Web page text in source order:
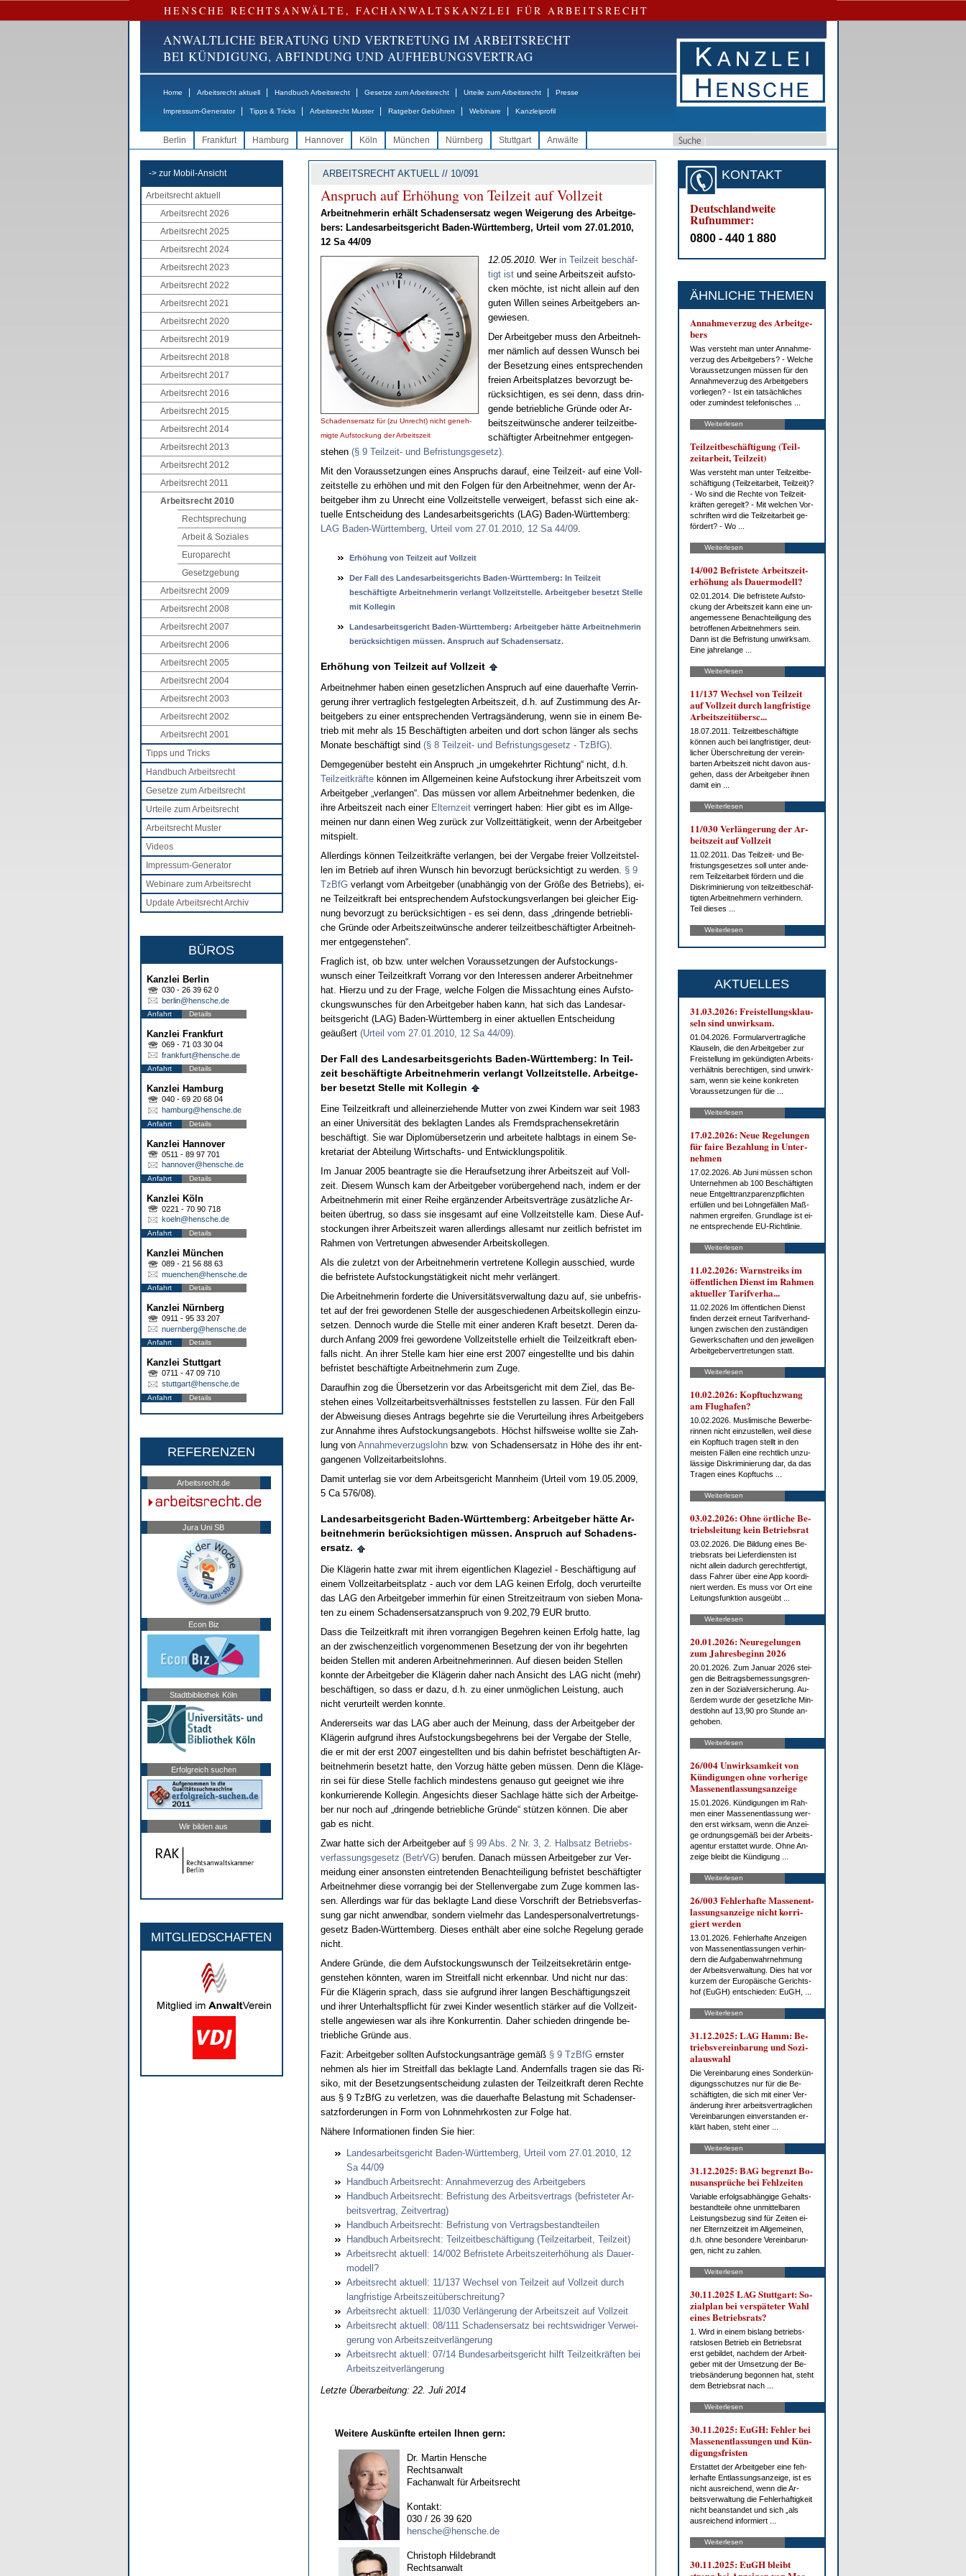
HENSCHE RECHTSANWÄLTE, FACHANWALTSKANZLEI FÜR ARBEITSRECHT
ANWALTLICHE BERATUNG UND VERTRETUNG IM ARBEITSRECHT
BEI KÜNDIGUNG, ABFINDUNG UND AUFHEBUNGSVERTRAG
Home Arbeitsrecht aktuell Handbuch Arbeitsrecht Gesetze zum Arbeitsrecht Urteile zum Arbeitsrecht Presse
Impressum-Generator Tipps & Tricks Arbeitsrecht Muster Ratgeber Gebühren Webinare Kanzleiprofil
Berlin Frankfurt Hamburg Hannover Köln München Nürnberg Stuttgart Anwälte
-> zur Mobil-Ansicht
Arbeitsrecht aktuell
Arbeitsrecht 2026
Arbeitsrecht 2025
Arbeitsrecht 2024
Arbeitsrecht 2023
Arbeitsrecht 2022
Arbeitsrecht 2021
Arbeitsrecht 2020
Arbeitsrecht 2019
Arbeitsrecht 2018
Arbeitsrecht 2017
Arbeitsrecht 2016
Arbeitsrecht 2015
Arbeitsrecht 2014
Arbeitsrecht 2013
Arbeitsrecht 2012
Arbeitsrecht 2011
Arbeitsrecht 2010
Rechtsprechung
Arbeit & Soziales
Europarecht
Gesetzgebung
Arbeitsrecht 2009
Arbeitsrecht 2008
Arbeitsrecht 2007
Arbeitsrecht 2006
Arbeitsrecht 2005
Arbeitsrecht 2004
Arbeitsrecht 2003
Arbeitsrecht 2002
Arbeitsrecht 2001
Tipps und Tricks
Handbuch Arbeitsrecht
Gesetze zum Arbeitsrecht
Urteile zum Arbeitsrecht
Arbeitsrecht Muster
Videos
Impressum-Generator
Webinare zum Arbeitsrecht
Update Arbeitsrecht Archiv
BÜROS
Kanzlei Berlin
030 - 26 39 62 0
berlin@hensche.de
Anfahrt Details
Kanzlei Frankfurt
069 - 71 03 30 04
frankfurt@hensche.de
Anfahrt Details
Kanzlei Hamburg
040 - 69 20 68 04
hamburg@hensche.de
Anfahrt Details
Kanzlei Hannover
0511 - 89 97 701
hannover@hensche.de
Anfahrt Details
Kanzlei Köln
0221 - 70 90 718
koeln@hensche.de
Anfahrt Details
Kanzlei München
089 - 21 56 88 63
muenchen@hensche.de
Anfahrt Details
Kanzlei Nürnberg
0911 - 95 33 207
nuernberg@hensche.de
Anfahrt Details
Kanzlei Stuttgart
0711 - 47 09 710
stuttgart@hensche.de
Anfahrt Details
REFERENZEN
Arbeitsrecht.de
Jura Uni SB
Econ Biz
Stadtbibliothek Köln
Erfolgreich suchen
Wir bilden aus
MITGLIEDSCHAFTEN
ARBEITSRECHT AKTUELL // 10/091
An­spruch auf Er­hö­hung von Teil­zeit auf Voll­zeit
Ar­beit­neh­me­rin er­hält Scha­dens­er­satz we­gen Wei­ge­rung des Ar­beit­ge­
bers: Lan­des­ar­beits­ge­richt Ba­den-Würt­tem­berg, Ur­teil vom 27.01.2010,
12 Sa 44/09
Scha­dens­er­satz für (zu Un­recht) nicht ge­neh­
mig­te Auf­sto­ckung der Ar­beits­zeit
12.05.2010. Wer in Teil­zeit be­schäf­
tigt istund sei­ne Ar­beits­zeit auf­sto­
cken möch­te, ist nicht al­lein auf den
gu­ten Wil­len sei­nes Ar­beit­ge­bers an­
ge­wie­sen.
Der Ar­beit­ge­ber muss den Ar­beit­neh­
mer näm­lich auf des­sen Wunsch bei
der Be­set­zung ei­nes ent­spre­chen­den
frei­en Ar­beits­plat­zes be­vor­zugt be­
rück­sich­ti­gen, es sei denn, dass drin­
gen­de be­trieb­li­che Grün­de oder Ar­
beits­zeit­wün­sche an­de­rer teil­zeit­be­
schäf­tig­ter Ar­beit­neh­mer ent­ge­gen­
ste­hen (§ 9 Teil­zeit- und Be­fris­tungs­ge­setz).
Mit den Vor­aus­set­zun­gen ei­nes An­spruchs dar­auf, ei­ne Teil­zeit- auf ei­ne Voll­
zeit­stel­le zu er­hö­hen und mit den Fol­gen für den Ar­beit­neh­mer, wenn der Ar­
beit­ge­ber ihm zu Un­recht ei­ne Voll­zeit­stel­le ver­wei­gert, be­fasst sich ei­ne ak­
tu­el­le Ent­schei­dung des Lan­des­ar­beits­ge­richts (LAG) Ba­den-Würt­tem­berg:
LAG Ba­den-Würt­tem­berg, Ur­teil vom 27.01.2010, 12 Sa 44/09.
Erhöhung von Teil­zeit auf Voll­zeit
Der Fall des Lan­des­ar­beits­ge­richts Ba­den-Würt­tem­berg: In Teil­zeit
beschäftig­te Ar­beit­neh­me­rin ver­langt Voll­zeit­stel­le. Ar­beit­ge­ber be­setzt Stel­le
mit Kol­le­gin
Lan­des­ar­beits­ge­richt Ba­den-Würt­tem­berg: Ar­beit­ge­ber hätte Ar­beit­neh­me­rin
berück­sich­ti­gen müssen. An­spruch auf Scha­dens­er­satz.
Erhöhung von Teil­zeit auf Voll­zeit
Ar­beit­neh­mer ha­ben ei­nen ge­setz­li­chen An­spruch auf ei­ne dau­er­haf­te Ver­rin­
ge­rung ih­rer ver­trag­lich fest­ge­leg­ten Ar­beits­zeit, d.h. auf Zu­stim­mung des Ar­
beit­ge­bers zu ei­ner ent­spre­chen­den Ver­tragsände­rung, wenn sie in ei­nem Be­
trieb mit mehr als 15 Beschäftig­ten ar­bei­ten und dort schon länger als sechs
Mo­na­te beschäftigt sind (§ 8 Teil­zeit- und Be­fris­tungs­ge­setz - Tz­B­fG).
Dem­ge­genüber be­steht ein An­spruch „in um­ge­kehr­ter Rich­tung“ nicht, d.h.
Teil­zeit­kräfte können im All­ge­mei­nen kei­ne Auf­sto­ckung ih­rer Ar­beits­zeit vom
Ar­beit­ge­ber „ver­lan­gen“. Das müssen vor al­lem Ar­beit­neh­mer be­den­ken, die
ih­re Ar­beits­zeit nach ei­ner El­tern­zeitver­rin­gert ha­ben: Hier gibt es im All­ge­
mei­nen nur dann ei­nen Weg zurück zur Voll­zeittätig­keit, wenn der Ar­beit­ge­ber
mit­spielt.
Al­ler­dings können Teil­zeit­kräfte ver­lan­gen, bei der Ver­ga­be frei­er Voll­zeit­stel­
len im Be­trieb auf ih­ren Wunsch hin be­vor­zugt berück­sich­tigt zu wer­den. § 9
Tz­B­fGver­langt vom Ar­beit­ge­ber (un­abhängig von der Größe des Be­triebs), ei­
ne Teil­zeit­kraft bei ent­spre­chen­dem Auf­sto­ckungs­ver­lan­gen bei glei­cher Eig­
nung be­vor­zugt zu berück­sich­ti­gen - es sei denn, dass „drin­gen­de be­trieb­li­
che Gründe oder Ar­beits­zeitwünsche an­de­rer teil­zeit­beschäftig­ter Ar­beit­neh­
mer ent­ge­gen­ste­hen“.
Frag­lich ist, ob bzw. un­ter wel­chen Vor­aus­set­zun­gen der Auf­sto­ckungs­
wunsch ei­ner Teil­zeit­kraft Vor­rang vor den In­ter­es­sen an­de­rer Ar­beit­neh­mer
hat. Hier­zu und zu der Fra­ge, wel­che Fol­gen die Miss­ach­tung ei­nes Auf­sto­
ckungs­wun­sches für den Ar­beit­ge­ber ha­ben kann, hat sich das Lan­des­ar­
beits­ge­richt (LAG) Ba­den-Würt­tem­berg in ei­ner ak­tu­el­len Ent­schei­dung
geäußert (Ur­teil vom 27.01.2010, 12 Sa 44/09).
Der Fall des Lan­des­ar­beits­ge­richts Ba­den-Würt­tem­berg: In Teil­
zeit beschäftig­te Ar­beit­neh­me­rin ver­langt Voll­zeit­stel­le. Ar­beit­ge­
ber be­setzt Stel­le mit Kol­le­gin
Ei­ne Teil­zeit­kraft und al­lein­er­zie­hen­de Mut­ter von zwei Kin­dern war seit 1983
an ei­ner Uni­ver­sität des be­klag­ten Lan­des als Fremd­spra­chen­se­kretärin
beschäftigt. Sie war Di­plomüber­set­ze­rin und ar­bei­te­te halb­tags in ei­nem Se­
kre­ta­ri­at der Ab­tei­lung Wirt­schafts- und Ent­wick­lungs­po­li­tik.
Im Ja­nu­ar 2005 be­an­trag­te sie die Her­auf­set­zung ih­rer Ar­beits­zeit auf Voll­
zeit. Die­sem Wunsch kam der Ar­beit­ge­ber vorüber­ge­hend nach, in­dem er der
Ar­beit­neh­me­rin mit ei­ner Rei­he ergänzen­der Ar­beits­verträge zusätz­li­che Ar­
bei­ten über­trug, so dass sie ins­ge­samt auf ei­ne Voll­zeit­stel­le kam. Die­se Auf­
sto­ckun­gen ih­rer Ar­beits­zeit wa­ren al­ler­dings al­le­samt nur zeit­lich be­fris­tet im
Rah­men von Ver­tre­tun­gen ab­we­sen­der Ar­beits­kol­le­gen.
Als die zu­letzt von der Ar­beit­neh­me­rin ver­tre­te­ne Kol­le­gin aus­schied, wur­de
die be­fris­te­te Auf­sto­ckungstätig­keit nicht mehr verlängert.
Die Ar­beit­neh­me­rin for­der­te die Uni­ver­sitäts­ver­wal­tung da­zu auf, sie un­be­fris­
tet auf der frei ge­wor­de­nen Stel­le der aus­ge­schie­de­nen Ar­beits­kol­le­gin ein­zu­
set­zen. Den­noch wur­de die Stel­le mit ei­ner an­de­ren Kraft be­setzt. De­ren da­
durch An­fang 2009 frei ge­wor­de­ne Voll­zeit­stel­le er­hielt die Teil­zeit­kraft eben­
falls nicht. An ih­rer Stel­le kam hier ei­ne erst 2007 ein­ge­stell­te und bis da­hin
be­fris­tet beschäftig­te Ar­beit­neh­me­rin zum Zu­ge.
Dar­auf­hin zog die Über­set­ze­rin vor das Ar­beits­ge­richt mit dem Ziel, das Be­
ste­hen ei­nes Voll­zeit­ar­beits­verhält­nis­ses fest­stel­len zu las­sen. Für den Fall
der Ab­wei­sung die­ses An­trags be­gehr­te sie die Ver­ur­tei­lung ih­res Ar­beit­ge­bers
zur An­nah­me ih­res Auf­sto­ckungs­an­ge­bots. Höchst hilfs­wei­se woll­te sie Zah­
lung von An­nah­me­ver­zugs­lohnbzw. von Scha­dens­er­satz in Höhe des ihr ent­
gan­ge­nen Voll­zeit­ar­beits­lohns.
Da­mit un­ter­lag sie vor dem Ar­beits­ge­richt Mann­heim (Ur­teil vom 19.05.2009,
5 Ca 576/08).
Lan­des­ar­beits­ge­richt Ba­den-Würt­tem­berg: Ar­beit­ge­ber hätte Ar­
beit­neh­me­rin berück­sich­ti­gen müssen. An­spruch auf Scha­dens­
er­satz.
Die Kläge­rin hat­te zwar mit ih­rem ei­gent­li­chen Kla­ge­ziel - Beschäfti­gung auf
ei­nem Voll­zeit­ar­beits­platz - auch vor dem LAG kei­nen Er­folg, doch ver­ur­teil­te
das LAG den Ar­beit­ge­ber im­mer­hin für ei­nen Streit­zeit­raum von sie­ben Mo­na­
ten zu ei­nem Scha­dens­er­satz­an­spruch von 9.202,79 EUR brut­to.
Dass die Teil­zeit­kraft mit ih­ren vor­ran­gi­gen Be­geh­ren kei­nen Er­folg hat­te, lag
an der zwi­schen­zeit­lich vor­ge­nom­me­nen Be­set­zung der von ihr be­gehr­ten
bei­den Stel­len mit an­de­ren Ar­beit­neh­me­rin­nen. Auf die­sen bei­den Stel­len
konn­te der Ar­beit­ge­ber die Kläge­rin da­her nach An­sicht des LAG nicht (mehr)
beschäfti­gen, so dass er da­zu, d.h. zu ei­ner unmögli­chen Leis­tung, auch
nicht ver­ur­teilt wer­den konn­te.
An­de­rer­seits war das LAG aber auch der Mei­nung, dass der Ar­beit­ge­ber der
Kläge­rin auf­grund ih­res Auf­sto­ckungs­be­geh­rens bei der Ver­ga­be der Stel­le,
die er mit der erst 2007 ein­ge­stell­ten und bis da­hin be­fris­tet beschäftig­ten Ar­
beit­neh­me­rin be­setzt hat­te, den Vor­zug hätte ge­ben müssen. Denn die Kläge­
rin sei für die­se Stel­le fach­lich min­des­tens ge­nau­so gut ge­eig­net wie ih­re
kon­kur­rie­ren­de Kol­le­gin. An­ge­sichts die­ser Sach­la­ge hätte sich der Ar­beit­ge­
ber nur noch auf „drin­gen­de be­trieb­li­che Gründe“ stützen können. Die aber
gab es nicht.
Zwar hat­te sich der Ar­beit­ge­ber auf § 99 Abs. 2 Nr. 3, 2. Halb­satz Be­triebs­
ver­fas­sungs­ge­setz (Be­trVG) be­ru­fen. Da­nach müssen Ar­beit­ge­ber zur Ver­
mei­dung ei­ner an­sons­ten ein­tre­ten­den Be­nach­tei­li­gung be­fris­tet beschäftig­ter
Ar­beit­neh­mer die­se vor­ran­gig bei der Stel­len­ver­ga­be zum Zu­ge kom­men las­
sen. Al­ler­dings war für das be­klag­te Land die­se Vor­schrift der Be­triebs­ver­fas­
sung gar nicht an­wend­bar, son­dern viel­mehr das Lan­des­per­so­nal­ver­tre­tungs­
ge­setz Ba­den-Würt­tem­berg. Die­ses enthält aber ei­ne sol­che Re­ge­lung ge­ra­de
nicht.
An­de­re Gründe, die dem Auf­sto­ckungs­wunsch der Teil­zeit­sekretärin ent­ge­
gen­ste­hen könn­ten, wa­ren im Streit­fall nicht er­kenn­bar. Und nicht nur das:
Für die Kläge­rin sprach, dass sie auf­grund ih­rer lan­gen Beschäfti­gungs­zeit
und ih­rer Un­ter­halts­pflicht für zwei Kin­der we­sent­lich stärker auf die Voll­zeit­
stel­le an­ge­wie­sen war als ih­re Kon­kur­ren­tin. Da­her schie­den drin­gen­de be­
trieb­li­che Gründe aus.
Fa­zit: Ar­beit­ge­ber soll­ten Auf­sto­ckungs­anträge gemäß § 9 Tz­B­fG erns­ter
neh­men als hier im Streit­fall das be­klag­te Land. An­dern­falls tra­gen sie das Ri­
si­ko, mit der Be­set­zungs­ent­schei­dung zu­las­ten der Teil­zeit­kraft de­ren Rech­te
aus § 9 Tz­B­fG zu ver­let­zen, was die dau­er­haf­te Be­las­tung mit Scha­dens­er­
satz­for­de­run­gen in Form von Lohn­mehr­kos­ten zur Fol­ge hat.
Nähe­re In­for­ma­tio­nen fin­den Sie hier:
Lan­des­ar­beits­ge­richt Ba­den-Würt­tem­berg, Ur­teil vom 27.01.2010, 12
Sa 44/09
Hand­buch Ar­beits­recht: An­nah­me­ver­zug des Ar­beit­ge­bers
Hand­buch Ar­beits­recht: Be­fris­tung des Ar­beits­ver­trags (be­fris­te­ter Ar­
beits­ver­trag, Zeit­ver­trag)
Hand­buch Ar­beits­recht: Be­fris­tung von Ver­trags­be­stand­tei­len
Hand­buch Ar­beits­recht: Teil­zeit­beschäfti­gung (Teil­zeit­ar­beit, Teil­zeit)
Ar­beits­recht ak­tu­ell: 14/002 Be­fris­te­te Ar­beits­zeit­erhöhung als Dau­er­
mo­dell?
Ar­beits­recht ak­tu­ell: 11/137 Wech­sel von Teil­zeit auf Voll­zeit durch
lang­fris­ti­ge Ar­beits­zeitüber­schrei­tung?
Ar­beits­recht ak­tu­ell: 11/030 Verlänge­rung der Ar­beits­zeit auf Voll­zeit
Ar­beits­recht ak­tu­ell: 08/111 Scha­dens­er­satz bei rechts­wid­ri­ger Ver­wei­
ge­rung von Ar­beits­zeit­verlänge­rung
Ar­beits­recht ak­tu­ell: 07/14 Bun­des­ar­beits­ge­richt hilft Teil­zeit­kräften bei
Ar­beits­zeit­verlänge­rung
Letzte Überarbeitung: 22. Juli 2014
Weitere Auskünfte erteilen Ihnen gern:
Dr. Martin Hensche
Rechtsanwalt
Fachanwalt für Arbeitsrecht
Kontakt:
030 / 26 39 620
hensche@hensche.de
Christoph Hildebrandt
Rechtsanwalt
KONTAKT
Deutschlandweite
Rufnummer:
0800 - 440 1 880
ÄHNLICHE THEMEN
An­nah­me­ver­zug des Ar­beit­ge­
bers
Was ver­steht man un­ter An­nah­me­
ver­zug des Ar­beit­ge­bers? - Wel­che
Vor­aus­set­zun­gen müs­sen für den
An­nah­me­ver­zug des Ar­beit­ge­bers
vor­lie­gen? - Ist ein tat­säch­li­ches
oder zu­min­dest te­le­fo­ni­sches ...
Weiterlesen
Teil­zeit­be­schäf­ti­gung (Teil­
zeit­ar­beit, Teil­zeit)
Was ver­steht man un­ter Teil­zeit­be­
schäf­ti­gung (Teil­zeit­ar­beit, Teil­zeit)?
- Wo sind die Rech­te von Teil­zeit­
kräf­ten ge­re­gelt? - Mit wel­chen Vor­
schrif­ten wird die Teil­zeit­ar­beit ge­
för­dert? - Wo ...
Weiterlesen
14/002 Be­fris­te­te Ar­beits­zeit­
er­hö­hung als Dau­er­mo­dell?
02.01.2014. Die be­fris­te­te Auf­sto­
ckung der Ar­beits­zeit kann ei­ne un­
an­ge­mes­se­ne Be­nach­tei­li­gung des
be­trof­fe­nen Ar­beit­neh­mers sein.
Dann ist die Be­fris­tung un­wirk­sam.
Ei­ne jah­re­lan­ge ...
Weiterlesen
11/137 Wech­sel von Teil­zeit
auf Voll­zeit durch lang­fris­ti­ge
Ar­beits­zeit­über­sc...
18.07.2011. Teil­zeit­be­schäf­tig­te
kön­nen auch bei lang­fris­ti­ger, deut­
li­cher Über­schrei­tung der ver­ein­
bar­ten Ar­beits­zeit nicht da­von aus­
ge­hen, dass der Ar­beit­ge­ber ih­nen
da­mit ein ...
Weiterlesen
11/030 Ver­län­ge­rung der Ar­
beits­zeit auf Voll­zeit
11.02.2011. Das Teil­zeit- und Be­
fris­tungs­ge­set­zes soll un­ter an­de­
rem Teil­zeit­ar­beit för­dern und die
Dis­kri­mi­nie­rung von teil­zeit­be­schäf­
tig­ten Ar­beit­neh­mern ver­hin­dern.
Teil die­ses ...
Weiterlesen
AKTUELLES
31.03.2026: Frei­stel­lungs­klau­
seln sind un­wirk­sam.
01.04.2026. For­mu­lar­ver­trag­li­che
Klau­seln, die den Ar­beit­ge­ber zur
Frei­stel­lung im ge­kün­dig­ten Ar­beits­
ver­hält­nis be­rech­ti­gen, sind un­wirk­
sam, wenn sie kei­ne kon­kre­ten
Vor­aus­set­zun­gen für die ...
Weiterlesen
17.02.2026: Neue Re­ge­lun­gen
für fai­re Be­zah­lung in Un­ter­
neh­men
17.02.2026. Ab Ju­ni müs­sen schon
Un­ter­neh­men ab 100 Be­schäf­tig­ten
neue Ent­gelt­tranz­pa­renz­pflich­ten
er­fül­len und bei Lohn­ge­fäl­len Maß­
nah­men er­grei­fen. Grund­la­ge ist ei­
ne ent­spre­chen­de EU-Richt­li­nie.
Weiterlesen
11.02.2026: Warn­streiks im
öf­fent­li­chen Dienst im Rah­men
ak­tu­el­ler Ta­rif­ver­ha...
11.02.2026 Im öf­fent­li­chen Dienst
fin­den der­zeit er­neut Ta­rif­ver­hand­
lun­gen zwi­schen den zu­stän­di­gen
Ge­werk­schaf­ten und den je­wei­li­gen
Ar­beit­ge­ber­ver­tre­tun­gen statt.
Weiterlesen
10.02.2026: Kopf­tuch­zwang
am Flug­ha­fen?
10.02.2026. Mus­li­mi­sche Be­wer­be­
rin­nen nicht ein­zu­stel­len, weil die­se
ein Kopf­tuch tra­gen stellt in den
meis­ten Fäl­len ei­ne recht­lich un­zu­
läs­si­ge Dis­kri­mi­nie­rung dar, da das
Tra­gen ei­nes Kopf­tuchs ...
Weiterlesen
03.02.2026: Oh­ne ört­li­che Be­
triebs­lei­tung kein Be­triebs­rat
03.02.2026. Die Bil­dung ei­nes Be­
triebs­rats bei Lie­fer­diens­ten ist
nicht al­lein da­durch ge­recht­fer­tigt,
dass Fah­rer über ei­ne App ko­or­di­
niert wer­den. Es muss vor Ort ei­ne
Lei­tungs­funk­ti­on aus­ge­übt ...
Weiterlesen
20.01.2026: Neu­re­ge­lun­gen
zum Jah­res­be­ginn 2026
20.01.2026. Zum Ja­nu­ar 2026 stei­
gen die Bei­trags­be­mes­sungs­gren­
zen in der So­zi­al­ver­si­che­rung. Au­
ßer­dem wur­de der ge­setz­li­che Min­
dest­lohn auf 13,90 pro St­un­de an­
ge­ho­ben.
Weiterlesen
26/004 Un­wirk­sam­keit von
Kün­di­gun­gen oh­ne vor­he­ri­ge
Mas­sen­ent­las­sungs­an­zei­ge
15.01.2026. Kün­di­gun­gen im Rah­
men ei­ner Mas­sen­ent­las­sung wer­
den erst wirk­sam, wenn die An­zei­
ge ord­nungs­ge­mäß bei der Ar­beits­
agen­tur er­stat­tet wur­de. Oh­ne An­
zei­ge bleibt die Kün­di­gung ...
Weiterlesen
26/003 Feh­ler­haf­te Mas­sen­ent­
las­sungs­an­zei­ge nicht kor­ri­
giert wer­den
13.01.2026. Feh­ler­haf­te An­zei­gen
von Mas­sen­ent­las­sun­gen ver­hin­
dern die Auf­ga­ben­wahr­neh­mung
der Ar­beits­ver­wal­tung. Dies hat vor
kur­zem der Eu­ro­päi­sche Ge­richts­
hof (EuGH) ent­schie­den: EuGH, ...
Weiterlesen
31.12.2025: LAG Hamm: Be­
triebs­ver­ein­ba­rung und So­zi­
al­aus­wahl
Die Ver­ein­ba­rung ei­nes Son­der­kün­
di­gungs­schut­zes nur für die Be­
schäf­tig­ten, die sich mit ei­ner Ver­
än­de­rung ih­rer ar­beits­ver­trag­li­chen
Ver­ein­ba­run­gen ein­ver­stan­den er­
klärt ha­ben, steht ei­ner ...
Weiterlesen
31.12.2025: BAG be­grenzt Bo­
nus­an­sprü­che bei Fehl­zei­ten
Va­ria­ble er­folgs­ab­hän­gi­ge Ge­halts­
be­stand­tei­le oh­ne un­mit­tel­ba­ren
Leis­tungs­be­zug sind für Zei­ten ei­
ner El­tern­zeit­zeit im All­ge­mei­nen,
d.h. oh­ne be­son­de­re Ver­ein­ba­run­
gen, nicht zu zah­len.
Weiterlesen
30.11.2025 LAG Stutt­gart: So­
zi­al­plan bei ver­spä­te­ter Wahl
ei­nes Be­triebs­rats?
1. Wird in ei­nem bis­lang be­triebs­
rats­lo­sen Be­trieb ein Be­triebs­rat
erst ge­bil­det, nach­dem der Ar­beit­
ge­ber mit der Um­set­zung der Be­
trieb­s­än­de­rung be­gon­nen hat, steht
dem Be­triebs­rat nach ...
Weiterlesen
30.11.2025: EuGH: Feh­ler bei
Mas­sen­ent­las­sun­gen und Kün­
di­gungs­fris­ten
Er­stat­tet der Ar­beit­ge­ber ei­ne feh­
ler­haf­te Ent­las­sungs­an­zei­ge, ist es
nicht aus­rei­chend, wenn die Ar­
beits­ver­wal­tung die Feh­ler­haf­tig­keit
nicht be­an­stan­det und sich „als
aus­rei­chend in­for­miert ...
Weiterlesen
30.11.2025: EuGH bleibt